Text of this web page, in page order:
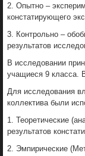
2. Опытно –
констатирующего
3. Контрольно –
результатов
В исследовании
учащиеся 9 класса.
Для исследования
коллектива были
1. Теоретические
результатов
2. Эмпирические